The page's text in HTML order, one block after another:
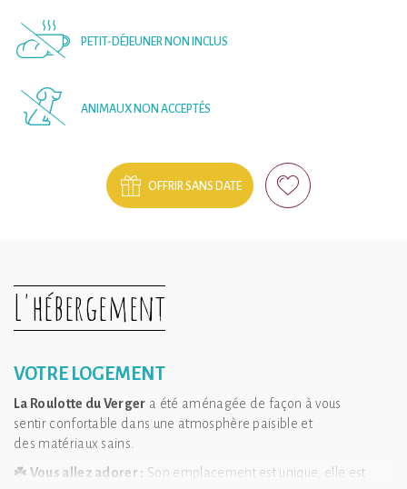
PETIT-DÉJEUNER NON INCLUS
ANIMAUX NON ACCEPTÉS
OFFRIR SANS DATE
L'hébergement
VOTRE LOGEMENT
La Roulotte du Verger a été aménagée de façon à vous
sentir confortable dans une atmosphère paisible et
des matériaux sains.
☘️ Vous allez adorer : Son emplacement est unique, elle est